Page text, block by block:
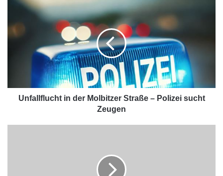
Unfallflucht in der Molbitzer Straße – Polizei sucht
Zeugen